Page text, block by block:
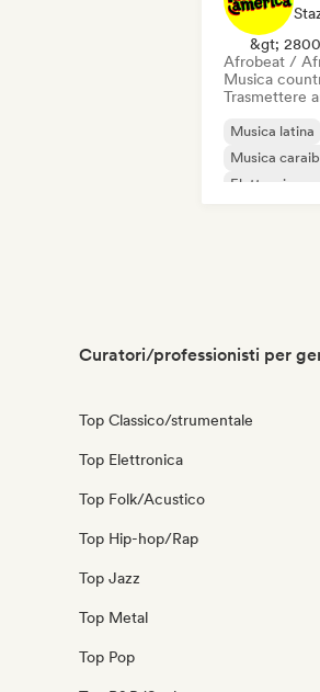
&gt;
Afrobeat /
Musica
Trasmettere
Musica latina
Musica
Elettronica
Curatori/professionisti per
Top Classico/strumentale
Top Elettronica
Top Folk/Acustico
Top Hip-hop/Rap
Top Jazz
Top Metal
Top Pop